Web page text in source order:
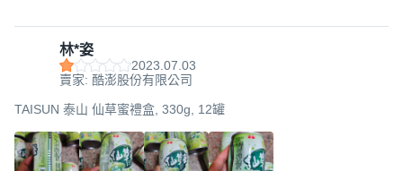
林*姿
2023.07.03
賣家: 酷澎股份有限公司
TAISUN 泰山 仙草蜜禮盒, 330g, 12罐